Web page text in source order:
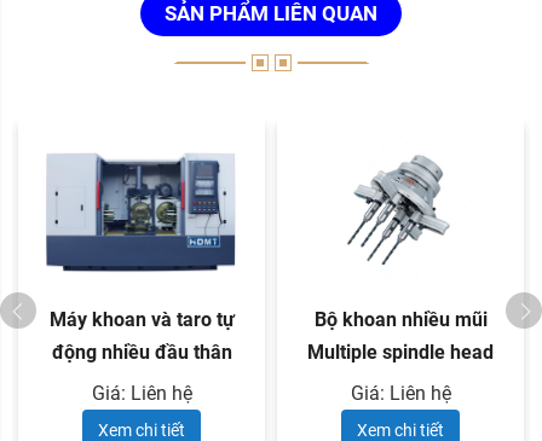
SẢN PHẨM LIÊN QUAN
Máy khoan và taro tự
động nhiều đầu thân
valve
Giá: Liên hệ
Xem chi tiết
Bộ khoan nhiều mũi
Multiple spindle head
dòng ...
Giá: Liên hệ
Xem chi tiết